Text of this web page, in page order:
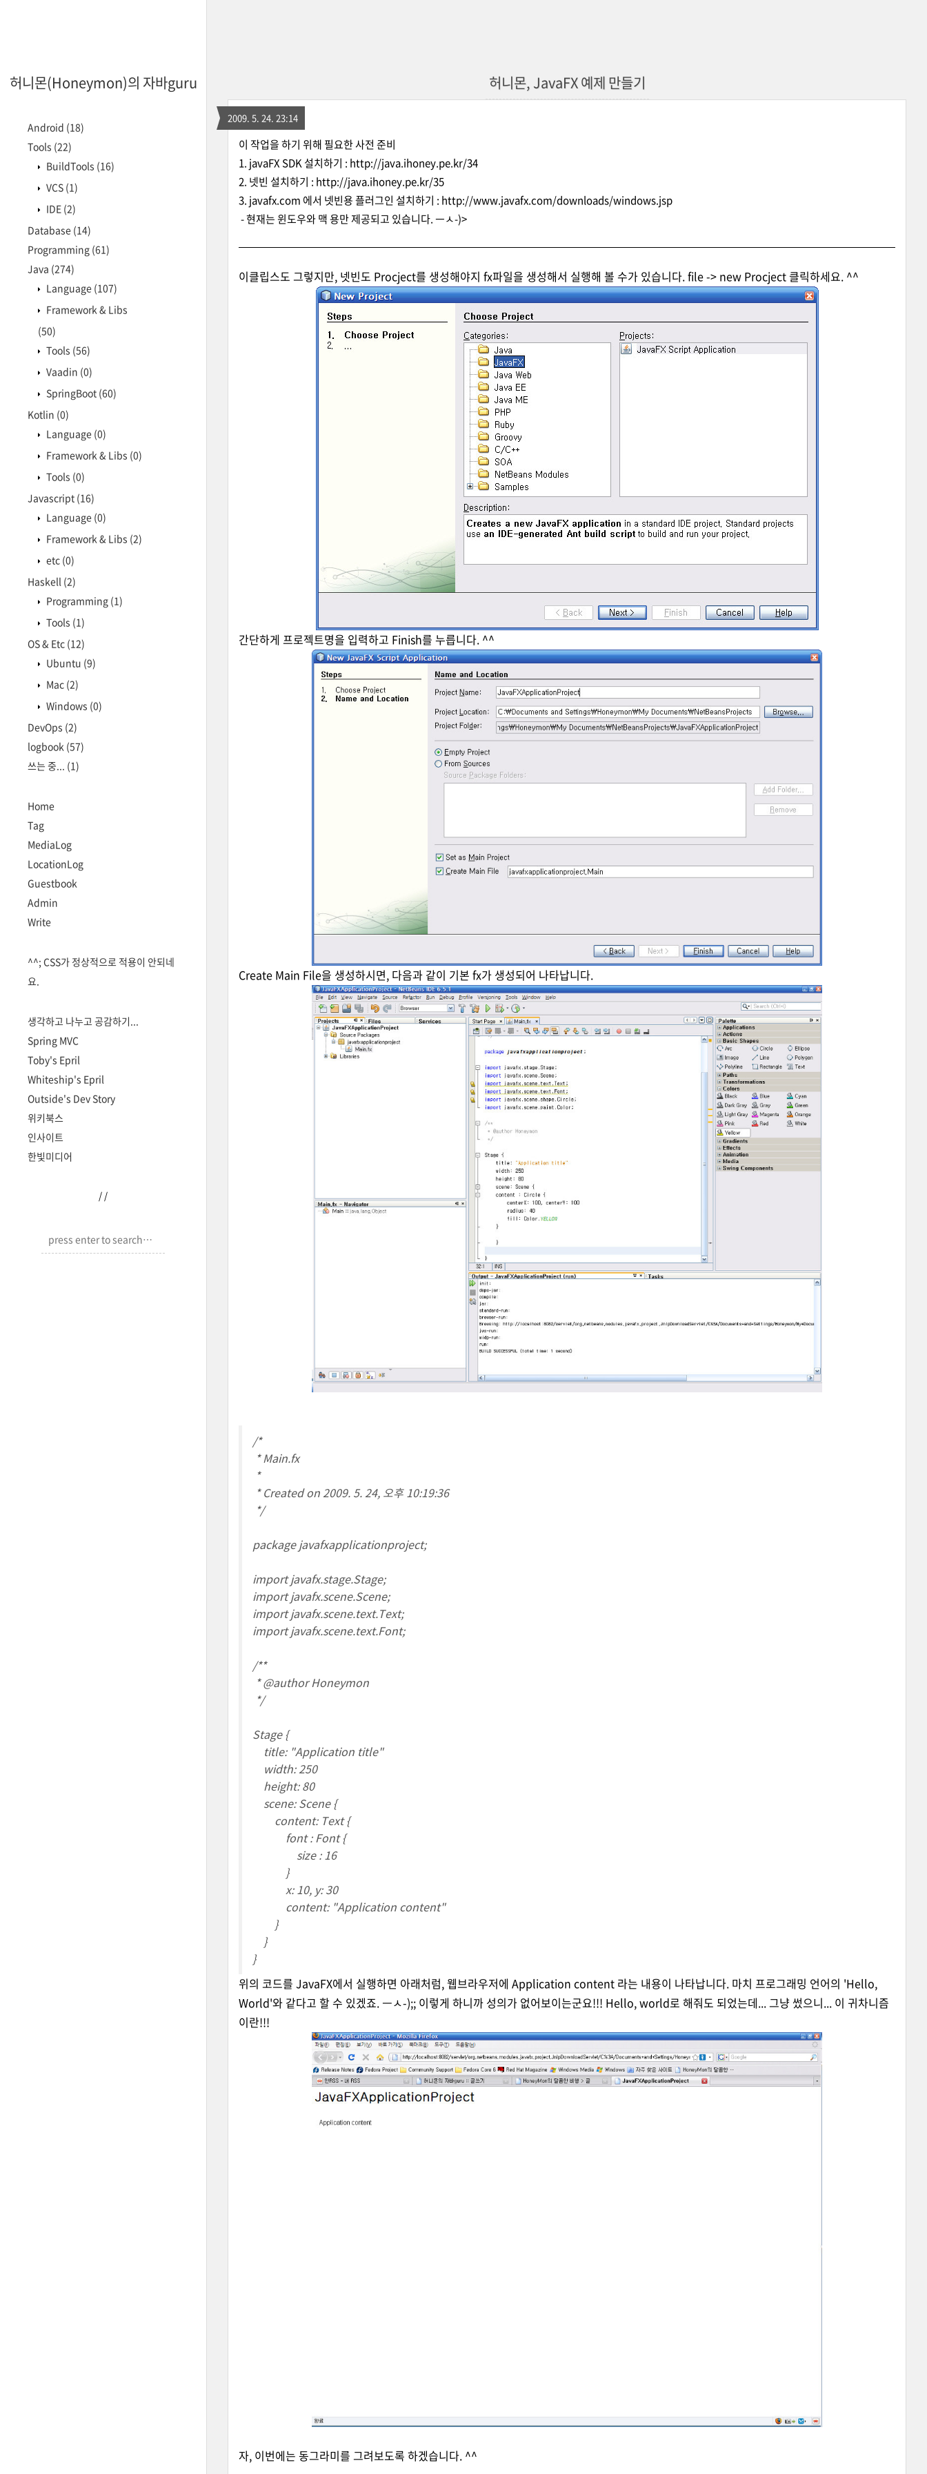
허니몬(Honeymon)의 자바guru
Android (18)
Tools (22)
BuildTools (16)
VCS (1)
IDE (2)
Database (14)
Programming (61)
Java (274)
Language (107)
Framework & Libs
(50)
Tools (56)
Vaadin (0)
SpringBoot (60)
Kotlin (0)
Language (0)
Framework & Libs (0)
Tools (0)
Javascript (16)
Language (0)
Framework & Libs (2)
etc (0)
Haskell (2)
Programming (1)
Tools (1)
OS & Etc (12)
Ubuntu (9)
Mac (2)
Windows (0)
DevOps (2)
logbook (57)
쓰는 중... (1)
Home
Tag
MediaLog
LocationLog
Guestbook
Admin
Write
^^; CSS가 정상적으로 적용이 안되네
요.
생각하고 나누고 공감하기...
Spring MVC
Toby's Epril
Whiteship's Epril
Outside's Dev Story
위키북스
인사이트
한빛미디어
/ /
허니몬, JavaFX 예제 만들기
2009. 5. 24. 23:14
이 작업을 하기 위해 필요한 사전 준비
1. javaFX SDK 설치하기 : http://java.ihoney.pe.kr/34
2. 넷빈 설치하기 : http://java.ihoney.pe.kr/35
3. javafx.com 에서 넷빈용 플러그인 설치하기 : http://www.javafx.com/downloads/windows.jsp
- 현재는 윈도우와 맥 용만 제공되고 있습니다. ㅡㅅ-)>
이클립스도 그렇지만, 넷빈도 Procject를 생성해야지 fx파일을 생성해서 실행해 볼 수가 있습니다. file -> new Procject 클릭하세요. ^^
간단하게 프로젝트명을 입력하고 Finish를 누릅니다. ^^
Create Main File을 생성하시면, 다음과 같이 기본 fx가 생성되어 나타납니다.
/*
* Main.fx
*
* Created on 2009. 5. 24, 오후 10:19:36
*/
package javafxapplicationproject;
import javafx.stage.Stage;
import javafx.scene.Scene;
import javafx.scene.text.Text;
import javafx.scene.text.Font;
/**
* @author Honeymon
*/
Stage {
title: "Application title"
width: 250
height: 80
scene: Scene {
content: Text {
font : Font {
size : 16
}
x: 10, y: 30
content: "Application content"
}
}
}
위의 코드를 JavaFX에서 실행하면 아래처럼, 웹브라우저에 Application content 라는 내용이 나타납니다. 마치 프로그래밍 언어의 'Hello,
World'와 같다고 할 수 있겠죠. ㅡㅅ-);; 이렇게 하니까 성의가 없어보이는군요!!! Hello, world로 해줘도 되었는데... 그냥 썼으니... 이 귀차니즘
이란!!!
자, 이번에는 동그라미를 그려보도록 하겠습니다. ^^